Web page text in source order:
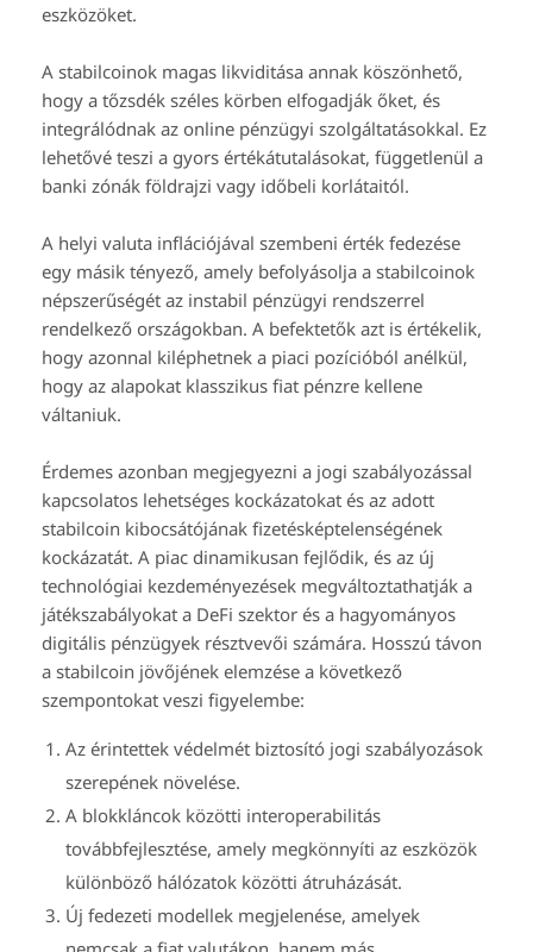
eszközöket.
A stabilcoinok magas likviditása annak köszönhető,
hogy a tőzsdék széles körben elfogadják őket, és
integrálódnak az online pénzügyi szolgáltatásokkal. Ez
lehetővé teszi a gyors értékátutalásokat, függetlenül a
banki zónák földrajzi vagy időbeli korlátaitól.
A helyi valuta inflációjával szembeni érték fedezése
egy másik tényező, amely befolyásolja a stabilcoinok
népszerűségét az instabil pénzügyi rendszerrel
rendelkező országokban. A befektetők azt is értékelik,
hogy azonnal kiléphetnek a piaci pozícióból anélkül,
hogy az alapokat klasszikus fiat pénzre kellene
váltaniuk.
Érdemes azonban megjegyezni a jogi szabályozással
kapcsolatos lehetséges kockázatokat és az adott
stabilcoin kibocsátójának fizetésképtelenségének
kockázatát. A piac dinamikusan fejlődik, és az új
technológiai kezdeményezések megváltoztathatják a
játékszabályokat a DeFi szektor és a hagyományos
digitális pénzügyek résztvevői számára. Hosszú távon
a stabilcoin jövőjének elemzése a következő
szempontokat veszi figyelembe:
Az érintettek védelmét biztosító jogi szabályozások
szerepének növelése.
A blokkláncok közötti interoperabilitás
továbbfejlesztése, amely megkönnyíti az eszközök
különböző hálózatok közötti átruházását.
Új fedezeti modellek megjelenése, amelyek